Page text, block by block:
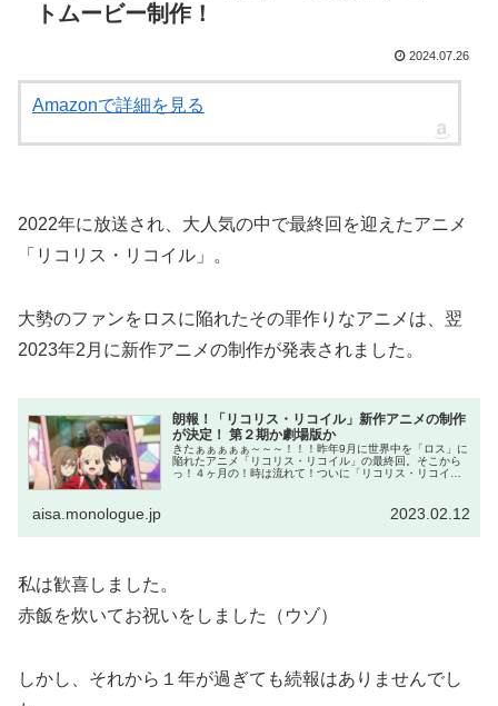
トムービー制作！
2024.07.26
Amazonで詳細を見る
2022年に放送され、大人気の中で最終回を迎えたアニメ
「リコリス・リコイル」。
大勢のファンをロスに陥れたその罪作りなアニメは、翌
2023年2月に新作アニメの制作が発表されました。
朗報！「リコリス・リコイル」新作アニメの制作
が決定！ 第２期か劇場版か
きたぁぁぁぁぁ～～～！！！昨年9月に世界中を「ロス」に
陥れたアニメ「リコリス・リコイル」の最終回。そこから
っ！４ヶ月の！時は流れて！ついに「リコリス・リコイ
aisa.monologue.jp 2023.02.12
私は歓喜しました。
赤飯を炊いてお祝いをしました（ウゾ）
しかし、それから１年が過ぎても続報はありませんでし